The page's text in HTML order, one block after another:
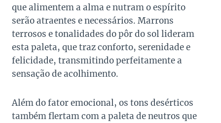
que alimentem a alma e nutram o espírito
serão atraentes e necessários. Marrons
terrosos e tonalidades do pôr do sol lideram
esta paleta, que traz conforto, serenidade e
felicidade, transmitindo perfeitamente a
sensação de acolhimento.
Além do fator emocional, os tons desérticos
também flertam com a paleta de neutros que